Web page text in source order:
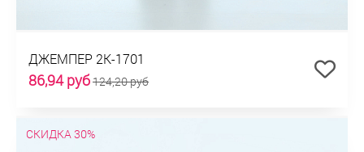
ДЖЕМПЕР 2К-1701
86,94 руб124,20 руб
СКИДКА 30%